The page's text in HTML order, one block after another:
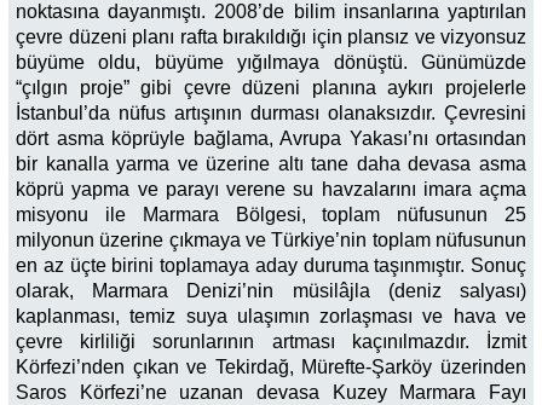
noktasına dayanmıştı. 2008’de bilim insanlarına yaptırılan
çevre düzeni planı rafta bırakıldığı için plansız ve vizyonsuz
büyüme oldu, büyüme yığılmaya dönüştü. Günümüzde
“çılgın proje” gibi çevre düzeni planına aykırı projelerle
İstanbul’da nüfus artışının durması olanaksızdır. Çevresini
dört asma köprüyle bağlama, Avrupa Yakası’nı ortasından
bir kanalla yarma ve üzerine altı tane daha devasa asma
köprü yapma ve parayı verene su havzalarını imara açma
misyonu ile Marmara Bölgesi, toplam nüfusunun 25
milyonun üzerine çıkmaya ve Türkiye’nin toplam nüfusunun
en az üçte birini toplamaya aday duruma taşınmıştır. Sonuç
olarak, Marmara Denizi’nin müsilâjla (deniz salyası)
kaplanması, temiz suya ulaşımın zorlaşması ve hava ve
çevre kirliliği sorunlarının artması kaçınılmazdır. İzmit
Körfezi’nden çıkan ve Tekirdağ, Mürefte-Şarköy üzerinden
Saros Körfezi’ne uzanan devasa Kuzey Marmara Fayı